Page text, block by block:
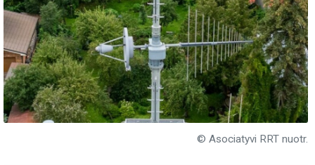
© Asociatyvi RRT nuotr.